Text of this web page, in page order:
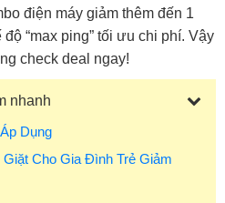
điện máy giảm thêm đến 1
“max ping” tối ưu chi phí. Vậy
check deal ngay!
nhanh
Dụng
Cho Gia Đình Trẻ Giảm